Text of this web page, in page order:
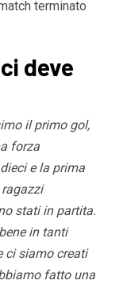
terminato
deve
il primo gol,
forza
e la prima
stati in partita.
in tanti
ci siamo creati
fatto una